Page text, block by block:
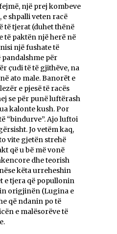
një prej kombeve
e shpalli veten racë
të tjerat (duhet thënë
të paktën një herë në
një fushate të
për
çudi të të gjithëve, na
ato male. Banorët e
e pjesë të racës
se për punë luftërash
kalonte kush. Por
“bindurve”. Ajo luftoi
Jo vetëm kaq,
vite gjetën strehë
që u bë më vonë
dhe teorish
këta urreheshin
e tjera që popullonin
origjinën (Lugina e
që ndanin po të
e malësorëve të